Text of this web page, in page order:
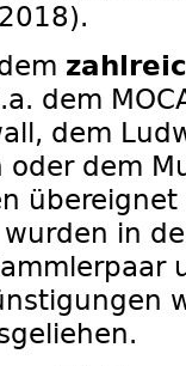
dem
dem
oder dem
in